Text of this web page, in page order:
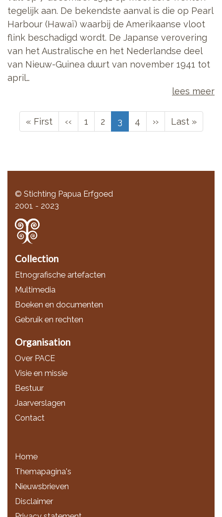
tegelijk aan. De bekendste aanval is die op Pearl
Harbour (Hawaï) waarbij de Amerikaanse vloot
flink beschadigd wordt. De Japanse verovering
van het Australische en het Nederlandse deel
van Nieuw-Guinea duurt van november 1941 tot
april…
lees meer
Paginering
Eerste
pagina
« First
Vorige
pagina
‹‹ Page
1 Page
2
Huidige
pagina
3 Page
4
Volgende
pagina
››
Laatste
pagina
Last »
© Stichting Papua Erfgoed
2001 - 2023
Collection
Etnografische artefacten
Multimedia
Boeken en documenten
Gebruik en rechten
Organisation
Over PACE
Visie en missie
Bestuur
Jaarverslagen
Contact
Home
Themapagina's
Nieuwsbrieven
Disclaimer